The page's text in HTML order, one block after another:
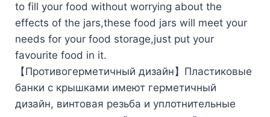
to fill your food without worrying about the
effects of the jars,these food jars will meet your
needs for your food storage,just put your
favourite food in it.
【Противогерметичный дизайн】Пластиковые
банки с крышками имеют герметичный
дизайн, винтовая резьба и уплотнительные